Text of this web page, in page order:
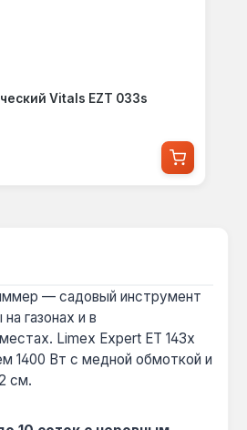
Vitals EZT 033s
— садовый инструмент
газонах и в
Limex Expert ET 143x
1400 Вт с медной обмоткой и
см.